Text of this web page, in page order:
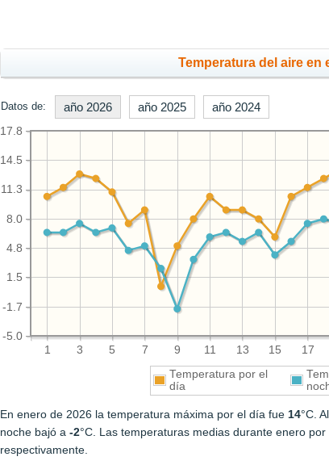
Temperatura del aire en
Datos de: año 2026 año 2025 año 2024
1 3 5 7 9 11 13 15 17
-5.0
-1.7
1.5
4.8
8.0
11.3
14.5
17.8
Temperatura por el
día
En enero de 2026 la temperatura máxima por el día fue14°C.
noche bajó a-2°C. Las temperaturas medias durante enero
respectivamente.